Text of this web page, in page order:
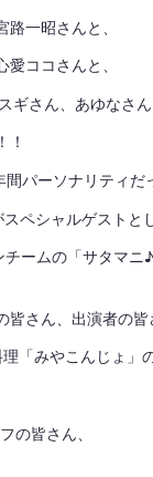
一昭さんと、
ココさんと、
ギさん、あゆなさ
パーソナリティ
ペシャルゲスト
ームの「サタマ
皆さん、出演者の
「みやこんじょ」
の皆さん、